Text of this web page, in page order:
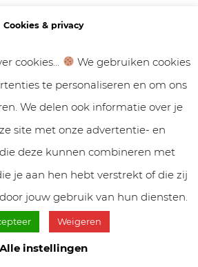
rond vertrouwen,
middelen
vragen de komende
helderheid.
Weegschaal centraal. Je
waar je iemand hebt
jezelf bent kwijtgeraakt in
Cookies & privacy
cookies...
We gebruiken cookies
te personaliseren en om ons
We delen ook informatie over je
site met onze advertentie- en
deze kunnen combineren met
je aan hen hebt verstrekt of die zij
jouw gebruik van hun diensten.
Weigeren
Alle instellingen